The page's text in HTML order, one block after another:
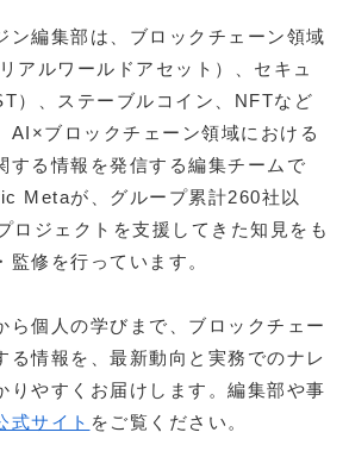
編集部は、ブロックチェーン領域
アルワールドアセット）、セキュ
）、ステーブルコイン、NFTなど
AI×ブロックチェーン領域における
する情報を発信する編集チームで
Metaが、グループ累計260社以
ロジェクトを支援してきた知見をも
監修を行っています。
ら個人の学びまで、ブロックチェー
る情報を、最新動向と実務でのナレ
りやすくお届けします。編集部や事
式サイト をご覧ください。